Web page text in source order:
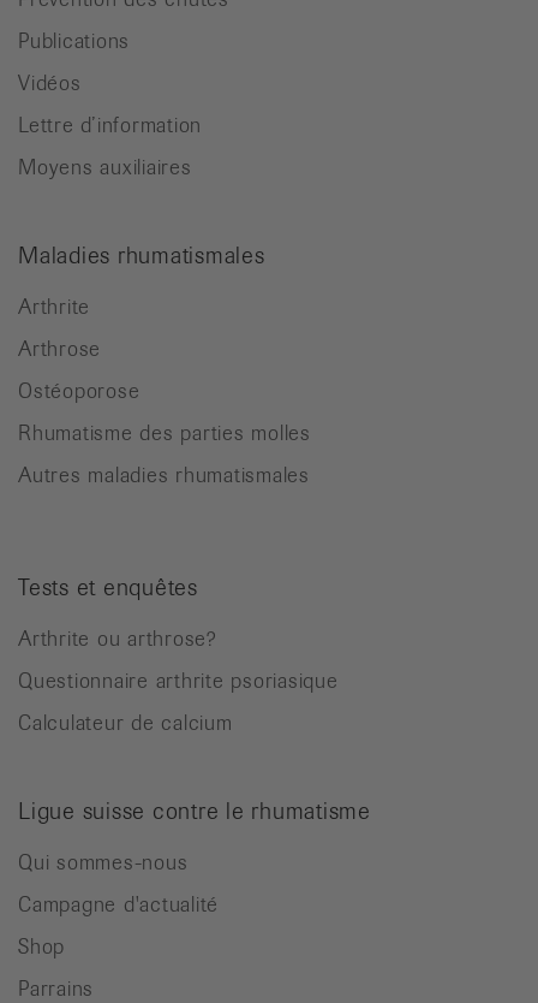
Publications
Vidéos
Lettre d’information
Moyens auxiliaires
Maladies rhumatismales
Arthrite
Arthrose
Ostéoporose
Rhumatisme des parties molles
Autres maladies rhumatismales
Tests et enquêtes
Arthrite ou arthrose?
Questionnaire arthrite psoriasique
Calculateur de calcium
Ligue suisse contre le rhumatisme
Qui sommes-nous
Campagne d'actualité
Shop
Parrains